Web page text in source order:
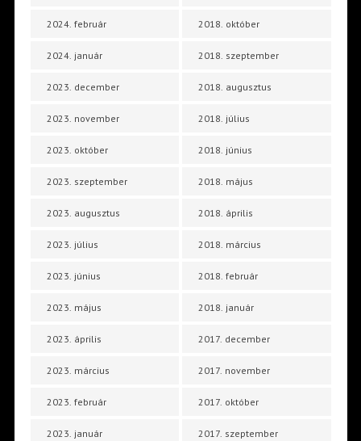
2024. február
2024. január
2023. december
2023. november
2023. október
2023. szeptember
2023. augusztus
2023. július
2023. június
2023. május
2023. április
2023. március
2023. február
2023. január
2018. október
2018. szeptember
2018. augusztus
2018. július
2018. június
2018. május
2018. április
2018. március
2018. február
2018. január
2017. december
2017. november
2017. október
2017. szeptember